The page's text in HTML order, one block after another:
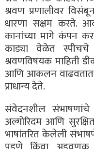
श्रवण प्रणालीवर
धारणा सक्षम करते.
कानांच्या मागे कंपन
काड्या वेळेत
श्रवणविषयक माहिती
आणि आकलन
प्राधान्य देते.
संवेदनशील संभाषणांचे
अल्गोरिदम आणि
भाषांतरित केलेली